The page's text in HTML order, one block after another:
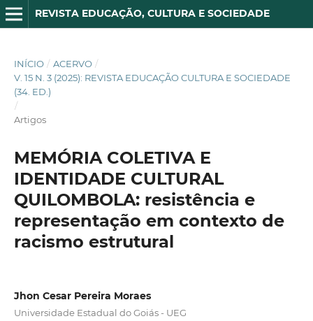
REVISTA EDUCAÇÃO, CULTURA E SOCIEDADE
INÍCIO / ACERVO /
V. 15 N. 3 (2025): REVISTA EDUCAÇÃO CULTURA E SOCIEDADE
(34. ED.)
/
Artigos
MEMÓRIA COLETIVA E
IDENTIDADE CULTURAL
QUILOMBOLA: resistência e
representação em contexto de
racismo estrutural
Jhon Cesar Pereira Moraes
Universidade Estadual do Goiás - UEG